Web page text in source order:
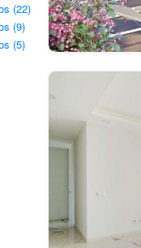
(22)
(9)
(5)